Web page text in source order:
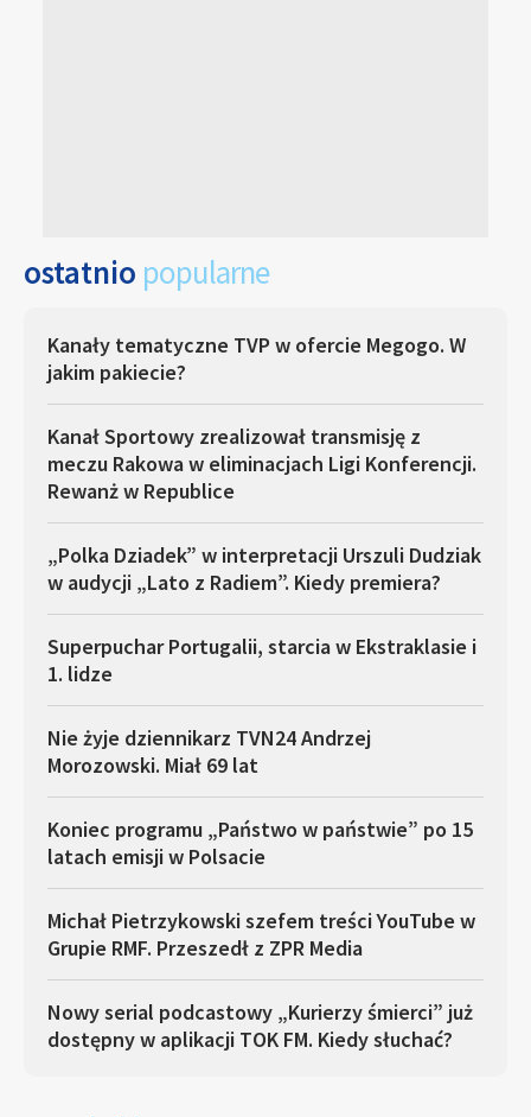
ostatnio popularne
Kanały tematyczne TVP w ofercie Megogo. W
jakim pakiecie?
Kanał Sportowy zrealizował transmisję z
meczu Rakowa w eliminacjach Ligi Konferencji.
Rewanż w Republice
„Polka Dziadek” w interpretacji Urszuli Dudziak
w audycji „Lato z Radiem”. Kiedy premiera?
Superpuchar Portugalii, starcia w Ekstraklasie i
1. lidze
Nie żyje dziennikarz TVN24 Andrzej
Morozowski. Miał 69 lat
Koniec programu „Państwo w państwie” po 15
latach emisji w Polsacie
Michał Pietrzykowski szefem treści YouTube w
Grupie RMF. Przeszedł z ZPR Media
Nowy serial podcastowy „Kurierzy śmierci” już
dostępny w aplikacji TOK FM. Kiedy słuchać?